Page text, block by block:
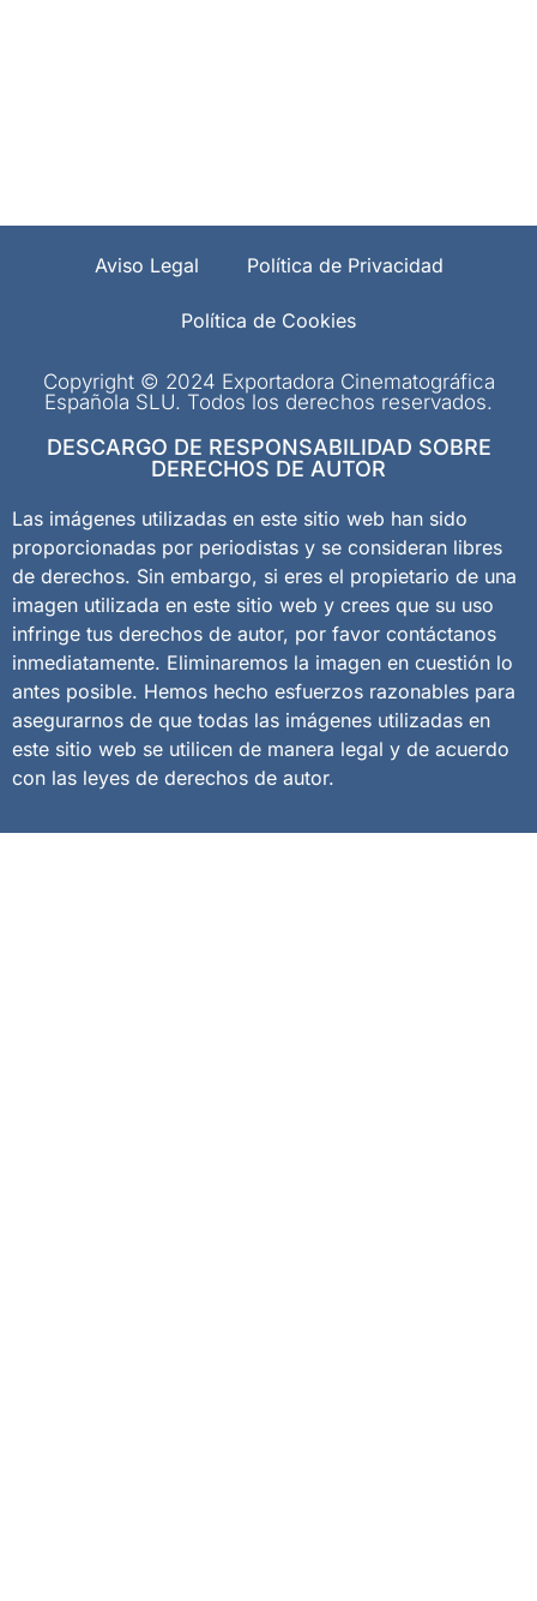
Aviso Legal Política de Privacidad
Política de Cookies
Copyright © 2024 Exportadora Cinematográfica
Española SLU. Todos los derechos reservados.
DESCARGO DE RESPONSABILIDAD SOBRE
DERECHOS DE AUTOR
Las imágenes utilizadas en este sitio web han sido
proporcionadas por periodistas y se consideran libres
de derechos. Sin embargo, si eres el propietario de una
imagen utilizada en este sitio web y crees que su uso
infringe tus derechos de autor, por favor contáctanos
inmediatamente. Eliminaremos la imagen en cuestión lo
antes posible. Hemos hecho esfuerzos razonables para
asegurarnos de que todas las imágenes utilizadas en
este sitio web se utilicen de manera legal y de acuerdo
con las leyes de derechos de autor.